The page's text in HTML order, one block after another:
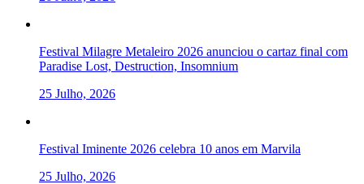
Festival Milagre Metaleiro 2026 anunciou o cartaz final com
Paradise Lost, Destruction, Insomnium
25 Julho, 2026
Festival Iminente 2026 celebra 10 anos em Marvila
25 Julho, 2026